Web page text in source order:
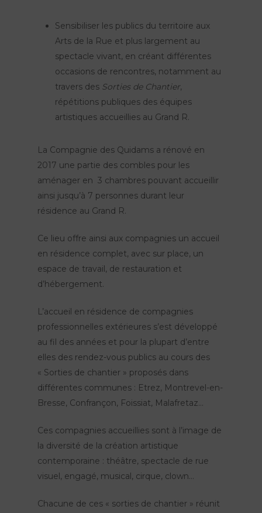
Sensibiliser les publics du territoire aux
Arts de la Rue et plus largement au
spectacle vivant, en créant différentes
occasions de rencontres, notamment au
travers des Sorties de Chantier,
répétitions publiques des équipes
artistiques accueillies au Grand R.
La Compagnie des Quidams a rénové en
2017 une partie des combles pour les
aménager en 3 chambres pouvant accueillir
ainsi jusqu’à 7 personnes durant leur
résidence au Grand R.
Ce lieu offre ainsi aux compagnies un accueil
en résidence complet, avec sur place, un
espace de travail, de restauration et
d’hébergement.
L’accueil en résidence de compagnies
professionnelles extérieures s’est développé
au fil des années et pour la plupart d’entre
elles des rendez-vous publics au cours des
« Sorties de chantier » proposés dans
différentes communes : Etrez, Montrevel-en-
Bresse, Confrançon, Foissiat, Malafretaz…
Ces compagnies accueillies sont à l’image de
la diversité de la création artistique
contemporaine : théâtre, spectacle de rue
visuel, engagé, musical, cirque, clown…
Chacune de ces « sorties de chantier » réunit